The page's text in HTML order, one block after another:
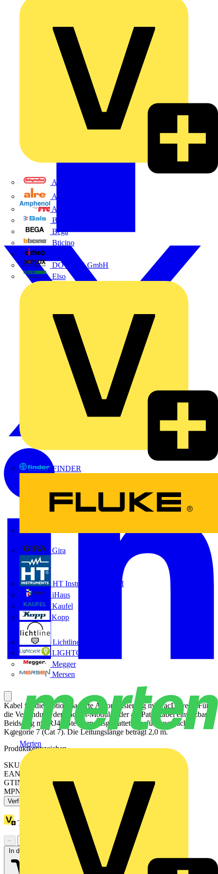
Adaptaflex
Alre
Amphenol FTG
BALS
Bega
Bticino
DOTLUX GmbH
Elso
FINDER
Gira
HT Instruments GmbH
iHaus
Kaufel
Kopp
Lichtline
LIGHTCYCLE
Megger
Mersen
Merten
Kabel für die motion-basierte Automatisierung mit PacDrive 3. Für
die Verbindung der PacNet-Module oder als Patchkabel einsetzbar.
Beidseitig mit RJ45-Steckern ausgestattet. Ausführung nach
Kategorie 7 (Cat 7). Die Leitungslänge beträgt 2,0 m.
Produktkennzeichen
SKU: VW3E3001R020
EAN: 3606485292359
GTIN: 3606485292359
MPN: VW3E3001R020
Verfügbar: 1 Händler
Treuepunkte:
−
+
In den Warenkorb